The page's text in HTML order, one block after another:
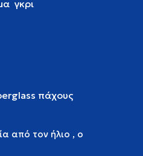
γκρι
πάχους
από τον ήλιο , ο